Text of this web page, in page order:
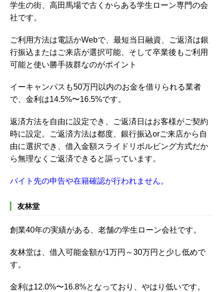
学生の街、高田馬場で古くからある学生ローン専門の会
社です。
ご利用方法は電話かWebで、最短当日融資、ご返済は銀
行振込またはご来店が選択可能、そして卒業後もご利用
可能と使い勝手抜群なのがポイント
イーキャンパスも50万円以内のお金を借りられる業者
で、金利は14.5%〜16.5%です。
返済方法を自由に設定でき、
ご返済日はお客様がご契約
時に設定。ご返済方法は都度、銀行振込orご来店から自
由に選択でき、 借入金額スライドリボルビング方式だか
ら無理なくご返済できると謳っています。
バイト先の申告や在籍確認が行われません。
友林堂
創業40年の実績がある、老舗の学生ローン会社です。
友林堂は、借入可能金額が1万円～30万円と少し低めで
す。
金利は12.0%〜16.8%となっており、やはり低いです。